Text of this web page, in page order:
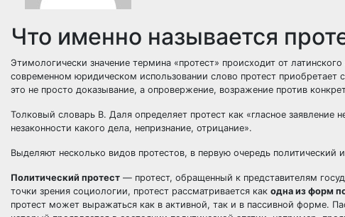
Что именно называется
Этимологически значение термина «протест» происходит от латинского
современном юридическом использовании слово протест
это не просто доказывание, а опровержение, возражение против
Толковый словарь В. Даля определяет протест как «гласное
незаконности какого дела, непризнание, отрицание».
Выделяют несколько видов протестов, в первую очередь политический
Политический протест — протест, обращенный к представителям
точки зрения социологии, протест рассматривается как одна из форм
протест может выражаться как в активной, так и в пассивной форме.